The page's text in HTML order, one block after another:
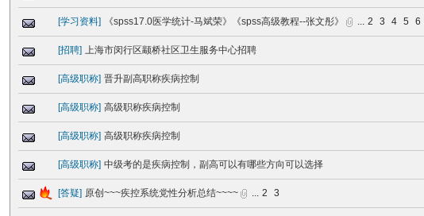
[学习资料] 《spss17.0医学统计-马斌荣》《spss高级教程--张文彤》 ... 2 3 4 5 6
[招聘] 上海市闵行区颛桥社区卫生服务中心招聘
[高级职称] 晋升副高职称疾病控制
[高级职称] 高级职称疾病控制
[高级职称] 高级职称疾病控制
[高级职称] 中级考的是疾病控制，副高可以有哪些方向可以选择
[答疑] 原创~~~疾控系统党性分析总结~~~~ ... 2 3